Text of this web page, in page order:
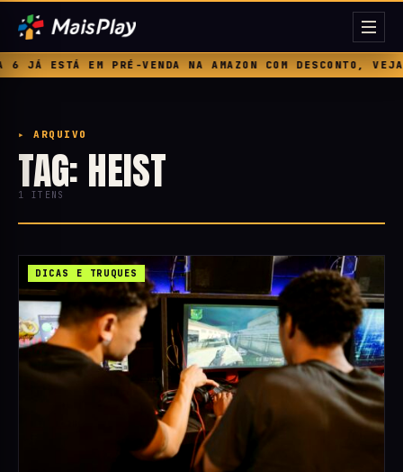
ESTÁ EM PRÉ-VENDA NA AMAZON COM DESCONTO,
▸ ARQUIVO
TAG: HEIST
1 ITENS
DICAS E TRUQUES